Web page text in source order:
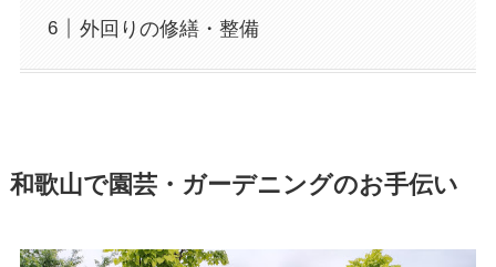
外回りの修繕・整備
和歌山で園芸・ガーデニングのお手伝い